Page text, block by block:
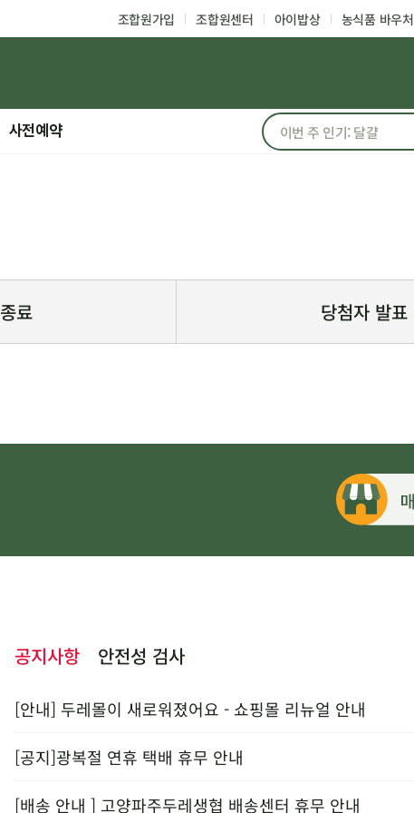
조합원가입 조합원센터 아이밥상 농식품 바우처
사전예약
종료 당첨자 발표
공지사항 안전성 검사
[안내] 두레몰이 새로워졌어요 - 쇼핑몰 리뉴얼 안내
[공지]광복절 연휴 택배 휴무 안내
[배송 안내 ] 고양파주두레생협 배송센터 휴무 안내